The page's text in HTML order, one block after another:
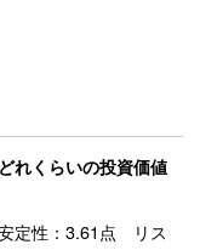
れくらいの投資価値
定性：3.61点 リス